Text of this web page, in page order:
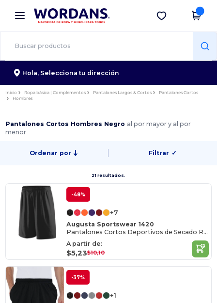
× App de Wordans
¡Mejores precios en app!
Descargar app
Hola, Selecciona tu dirección
Inicio Ropa básica | Complementos Pantalones Largos & Cortos
Pantalones Cortos
Hombres
Pantalones Cortos Hombres Negro al por mayor y al por
menor
Ordenar por Filtrar ✓
21 resultados.
-48%
+7
Augusta Sportswear 1420
Pantalones Cortos Deportivos de Secado Rápido
A partir de:
$5,23$10,10
-37%
+1